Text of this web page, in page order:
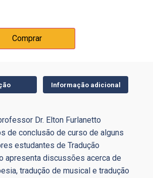
Comprar
Informação adicional
Dr. Elton Furlanetto
de conclusão de curso de alguns
estudantes de Tradução
apresenta discussões acerca de
tradução de musical e tradução